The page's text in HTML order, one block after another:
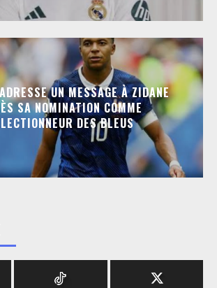
UN MESSAGE À ZIDANE
SA NOMINATION COMME
DES BLEUS